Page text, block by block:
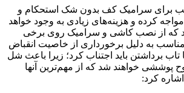
برای سرامیک کف بدون شک استحکام و
کرده و هزینه‌های زیادی به وجود خواهد
که از نصب کاشی و سرامیک روی برخی
به دلیل برخورداری از خاصیت انقباض
برداشتن باید اجتناب کرد؛ زیرا باعث شل
خواهند شد که از مهم‌ترین آنها
کرد: